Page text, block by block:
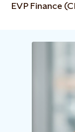
EVP Finance